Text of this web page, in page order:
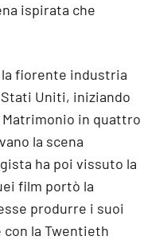
ispirata che
la fiorente industria
Uniti, iniziando
Matrimonio in quattro
la scena
ha poi vissuto la
film portò la
produrre i suoi
la Twentieth